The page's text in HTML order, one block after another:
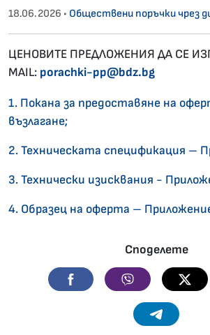
18.06.2026 • Обществени поръчки чрез
ЦЕНОВИТЕ ПРЕДЛОЖЕНИЯ ДА СЕ
MAIL: porachki-pp@bdz.bg
1. Покана за предоставяне на
възлагане;
2. Техническата спецификация –
3. Технически изисквания -
4. Образец на оферта –
Споделете
Facebook Viber
Telegram